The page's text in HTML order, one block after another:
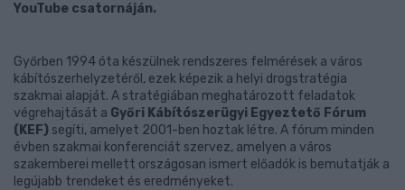
YouTube csatornáján.
Győrben 1994 óta készülnek rendszeres felmérések a város
kábítószerhelyzetéről, ezek képezik a helyi drogstratégia
szakmai alapját. A stratégiában meghatározott feladatok
végrehajtását a Győri Kábítószerügyi Egyeztető Fórum
(KEF) segíti, amelyet 2001-ben hoztak létre. A fórum minden
évben szakmai konferenciát szervez, amelyen a város
szakemberei mellett országosan ismert előadók is bemutatják a
legújabb trendeket és eredményeket.